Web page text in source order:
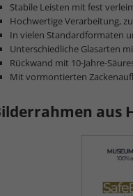
Stabile Leisten mit fest
Hochwertige Verarbeitung,
In vielen Standardformaten
Unterschiedliche Glasarten
Rückwand mit 10-Jahre-
Mit vormontierten
aus